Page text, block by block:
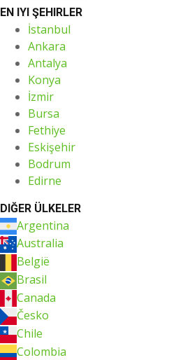
EN IYI ŞEHIRLER
İstanbul
Ankara
Antalya
Konya
İzmir
Bursa
Fethiye
Eskişehir
Bodrum
Edirne
DIĞER ÜLKELER
Argentina
Australia
België
Brasil
Canada
Česko
Chile
Colombia